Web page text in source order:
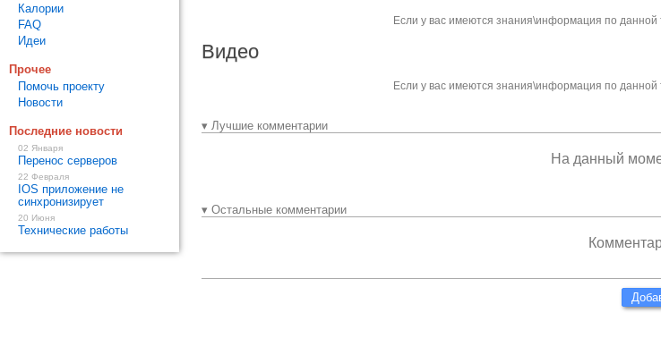
Если у вас имеются знания\информация по данной
Видео
Если у вас имеются знания\информация по данной
▾ Лучшие комментарии
На данный
▾ Остальные комментарии
Калории
FAQ
Идеи
Прочее
Помочь проекту
Новости
Последние новости
02 Января
Перенос серверов
22 Февраля
IOS приложение не
синхронизирует
20 Июня
Технические работы